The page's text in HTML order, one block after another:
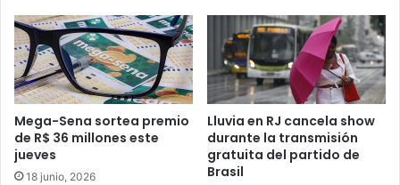
Mega-Sena sortea premio
de R$ 36 millones este
jueves
18 junio, 2026
Lluvia en RJ cancela show
durante la transmisión
gratuita del partido de
Brasil